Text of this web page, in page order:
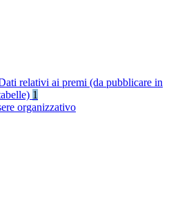
relativi ai premi (da pubblicare in
1
organizzativo